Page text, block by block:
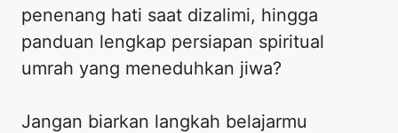
penenang hati saat dizalimi, hingga
panduan lengkap persiapan spiritual
umrah yang meneduhkan jiwa?
​Jangan biarkan langkah belajarmu